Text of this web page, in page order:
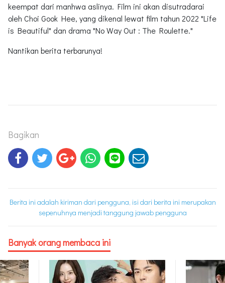
keempat dari manhwa aslinya. Film ini akan disutradarai
oleh Choi Gook Hee, yang dikenal lewat film tahun 2022 "Life
is Beautiful" dan drama "No Way Out : The Roulette."
Nantikan berita terbarunya!
Bagikan
Berita ini adalah kiriman dari pengguna, isi dari berita ini merupakan
sepenuhnya menjadi tanggung jawab pengguna
Banyak orang membaca ini